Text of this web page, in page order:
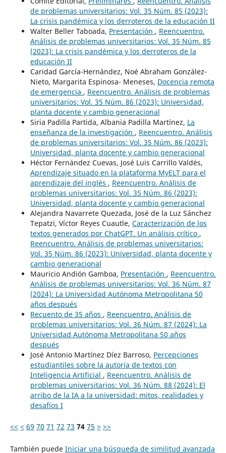
de problemas universitarios: Vol. 35 Núm. 85 (2023):
La crisis pandémica y los derroteros de la educación II
Walter Beller Taboada, Presentación , Reencuentro.
Análisis de problemas universitarios: Vol. 35 Núm. 85
(2023): La crisis pandémica y los derroteros de la
educación II
Caridad García-Hernández, Noé Abraham González-
Nieto, Margarita Espinosa- Meneses, Docencia remota
de emergencia , Reencuentro. Análisis de problemas
universitarios: Vol. 35 Núm. 86 (2023): Universidad,
planta docente y cambio generacional
Siria Padilla Partida, Albania Padilla Martínez, La
enseñanza de la investigación , Reencuentro. Análisis
de problemas universitarios: Vol. 35 Núm. 86 (2023):
Universidad, planta docente y cambio generacional
Héctor Fernández Cuevas, José Luis Carrillo Valdés,
Aprendizaje situado en la plataforma MyELT para el
aprendizaje del inglés , Reencuentro. Análisis de
problemas universitarios: Vol. 35 Núm. 86 (2023):
Universidad, planta docente y cambio generacional
Alejandra Navarrete Quezada, José de la Luz Sánchez
Tepatzi, Víctor Reyes Cuautle, Caracterización de los
textos generados por ChatGPT. Un análisis crítico ,
Reencuentro. Análisis de problemas universitarios:
Vol. 35 Núm. 86 (2023): Universidad, planta docente y
cambio generacional
Mauricio Andión Gamboa, Presentación , Reencuentro.
Análisis de problemas universitarios: Vol. 36 Núm. 87
(2024): La Universidad Autónoma Metropolitana 50
años después
Recuento de 35 años , Reencuentro. Análisis de
problemas universitarios: Vol. 36 Núm. 87 (2024): La
Universidad Autónoma Metropolitana 50 años
después
José Antonio Martínez Díez Barroso, Percepciones
estudiantiles sobre la autoría de textos con
Inteligencia Artificial , Reencuentro. Análisis de
problemas universitarios: Vol. 36 Núm. 88 (2024): El
arribo de la IA a la universidad: mitos, realidades y
desafíos I
<< < 69 70 71 72 73 74 75 > >>
También puede Iniciar una búsqueda de similitud avanzada